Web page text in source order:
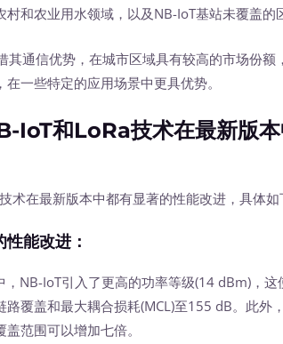
和农业用水领域，以及NB-IoT基站未覆盖的
通信优势，在城市区域具有较高的市场份额
一些特定的应用场景中更具优势。
和LoRa技术在最新版本
在最新版本中都有显著的性能改进，具体如
能改进：
NB-IoT引入了更高的功率等级(14 dBm)，这
路覆盖和最大耦合损耗(MCL)至155 dB。此外
范围可以增加七倍。